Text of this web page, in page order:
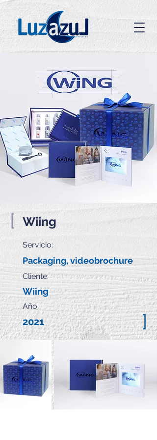
[ Wiing
Servicio:
Packaging, videobrochure
Cliente:
Wiing
Año:
2021 ]